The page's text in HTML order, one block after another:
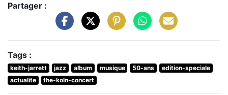
Partager :
Tags :
keith-jarrett jazz album musique 50-ans
edition-speciale
actualite
the-koln-concert